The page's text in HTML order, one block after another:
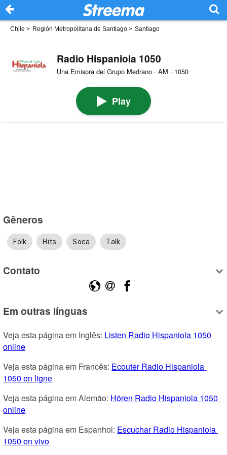
Chile > Región Metropolitana de Santiago > Santiago
Radio Hispaniola 1050
Una Emisora del Grupo Medrano · AM · 1050
Play
Gêneros
Folk Hits Soca Talk
Contato
Em outras línguas
Veja esta página em Inglês: Listen Radio Hispaniola 1050
online
Veja esta página em Francês: Ecouter Radio Hispaniola
1050 en ligne
Veja esta página em Alemão: Hören Radio Hispaniola 1050
online
Veja esta página em Espanhol: Escuchar Radio Hispaniola
1050 en vivo